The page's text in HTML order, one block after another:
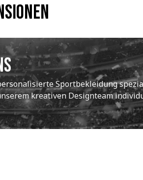
Sportbekleidung
kreativen Designteam